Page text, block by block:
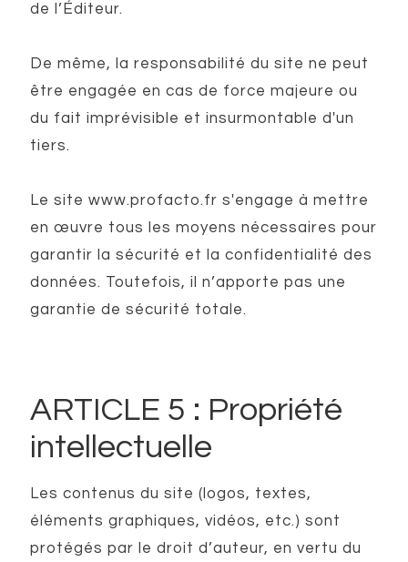
de l’Éditeur.
De même, la responsabilité du site ne peut
être engagée en cas de force majeure ou
du fait imprévisible et insurmontable d'un
tiers.
Le site www.profacto.fr s'engage à mettre
en œuvre tous les moyens nécessaires pour
garantir la sécurité et la confidentialité des
données. Toutefois, il n’apporte pas une
garantie de sécurité totale.
ARTICLE 5 : Propriété
intellectuelle
Les contenus du site (logos, textes,
éléments graphiques, vidéos, etc.) sont
protégés par le droit d’auteur, en vertu du